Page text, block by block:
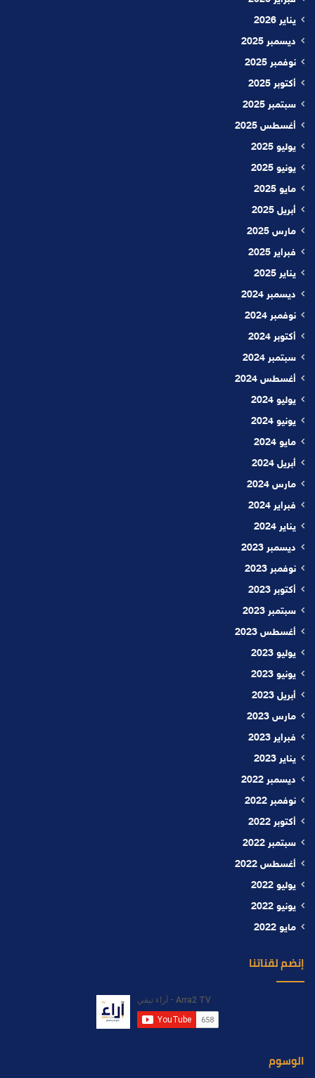
يناير 2026
ديسمبر 2025
نوفمبر 2025
أكتوبر 2025
سبتمبر 2025
أغسطس 2025
يوليو 2025
يونيو 2025
مايو 2025
أبريل 2025
مارس 2025
فبراير 2025
يناير 2025
ديسمبر 2024
نوفمبر 2024
أكتوبر 2024
سبتمبر 2024
أغسطس 2024
يوليو 2024
يونيو 2024
مايو 2024
أبريل 2024
مارس 2024
فبراير 2024
يناير 2024
ديسمبر 2023
نوفمبر 2023
أكتوبر 2023
سبتمبر 2023
أغسطس 2023
يوليو 2023
يونيو 2023
أبريل 2023
مارس 2023
فبراير 2023
يناير 2023
ديسمبر 2022
نوفمبر 2022
أكتوبر 2022
سبتمبر 2022
أغسطس 2022
يوليو 2022
يونيو 2022
مايو 2022
إنضم لقناتنا
الوسوم